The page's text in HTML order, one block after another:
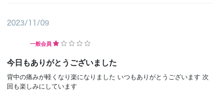
2023/11/09
一般会員
今日もありがとうございました
背中の痛みが軽くなり楽になりました いつもありがとうございます 次
回も楽しみにしています